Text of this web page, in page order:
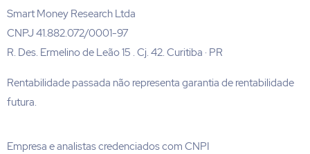
Smart Money Research Ltda
CNPJ 41.882.072/0001-97
R. Des. Ermelino de Leão 15 . Cj. 42. Curitiba · PR
Rentabilidade passada não representa garantia de rentabilidade
futura.
Empresa e analistas credenciados com CNPI